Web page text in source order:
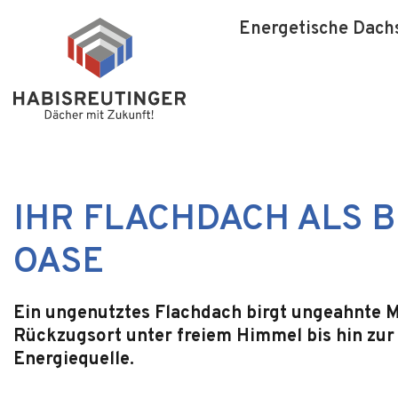
Energetische
IHR FLACHDACH ALS
OASE
Ein ungenutztes Flachdach birgt ungeahnte
Rückzugsort unter freiem Himmel bis hin
Energiequelle.